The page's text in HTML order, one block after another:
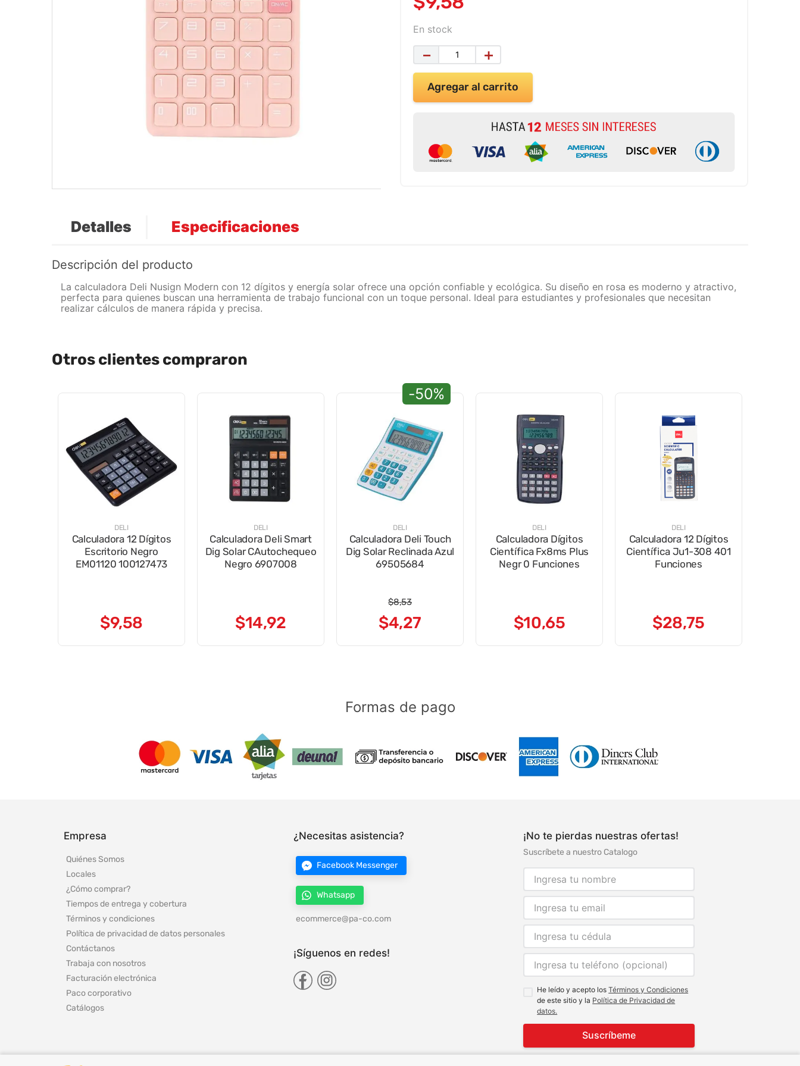
En stock
＋
－
Agregar al carrito
Detalles Especificaciones
Descripción del producto
La calculadora Deli Nusign Modern con 12 dígitos y energía solar ofrece una opción confiable y ecológica. Su diseño en rosa es moderno y atractivo,
perfecta para quienes buscan una herramienta de trabajo funcional con un toque personal. Ideal para estudiantes y profesionales que necesitan
realizar cálculos de manera rápida y precisa.
Otros clientes compraron
DELI
Calculadora 12 Dígitos
Escritorio Negro
EM01120 100127473
$9,58
DELI
Calculadora Deli Smart
Dig Solar CAutochequeo
Negro 6907008
$14,92
-50%
DELI
Calculadora Deli Touch
Dig Solar Reclinada Azul
69505684
$8,53
$4,27
DELI
Calculadora Dígitos
Científica Fx8ms Plus
Negr 0 Funciones
$10,65
DELI
Calculadora 12 Dígitos
Científica Ju1-308 401
Funciones
$28,75
Formas de pago
Empresa
Quiénes Somos
Locales
¿Cómo comprar?
Tiempos de entrega y cobertura
Términos y condiciones
Política de privacidad de datos personales
Contáctanos
Trabaja con nosotros
Facturación electrónica
Paco corporativo
Catálogos
¿Necesitas asistencia?
Facebook Messenger
Whatsapp
ecommerce@pa-co.com
¡Síguenos en redes!
¡No te pierdas nuestras ofertas!
Suscríbete a nuestro Catalogo
He leído y acepto losTérminos y Condiciones
de este sitio y la Política de Privacidad de
datos.
Suscríbeme